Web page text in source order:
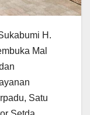
H.
Mal
Satu